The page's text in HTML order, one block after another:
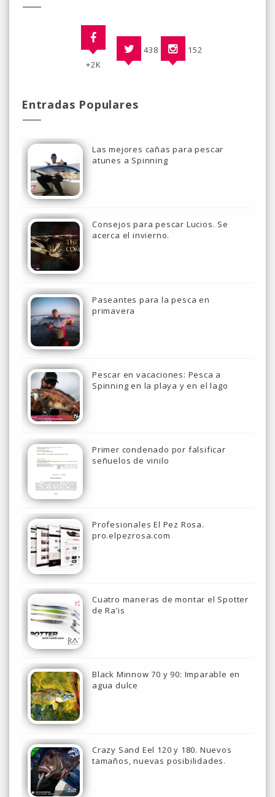
+2K
438 152
Entradas Populares
Las mejores cañas para pescar
atunes a Spinning
Consejos para pescar Lucios. Se
acerca el invierno.
Paseantes para la pesca en
primavera
Pescar en vacaciones: Pesca a
Spinning en la playa y en el lago
Primer condenado por falsificar
señuelos de vinilo
Profesionales El Pez Rosa.
pro.elpezrosa.com
Cuatro maneras de montar el Spotter
de Ra’is
Black Minnow 70 y 90: Imparable en
agua dulce
Crazy Sand Eel 120 y 180. Nuevos
tamaños, nuevas posibilidades.